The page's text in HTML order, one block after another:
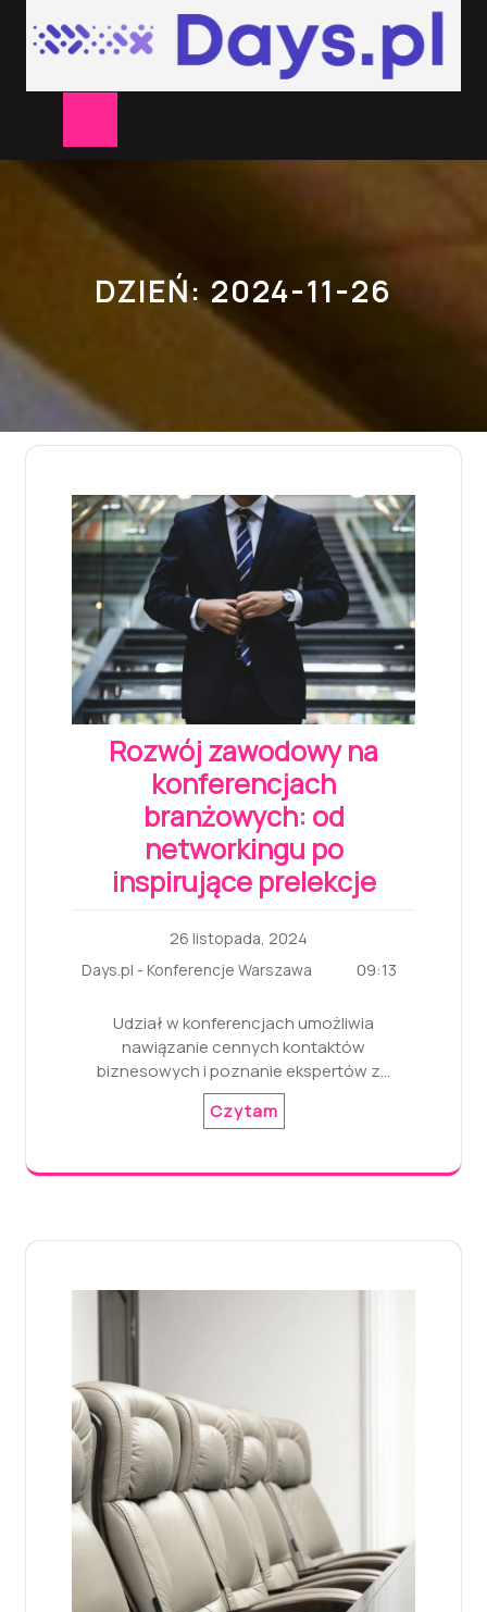
content
Button
DZIEŃ: 2024-11-26
Rozwój zawodowy na
konferencjach
branżowych: od
networkingu po
inspirujące prelekcje
26 listopada, 2024
Days.pl - Konferencje Warszawa
09:13
Udział w konferencjach umożliwia
nawiązanie cennych kontaktów
biznesowych i poznanie ekspertów z…
Czytam